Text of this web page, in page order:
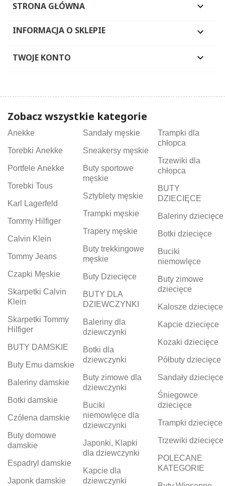
STRONA GŁÓWNA 
INFORMACJA O SKLEPIE 
TWOJE KONTO 
Zobacz wszystkie kategorie
Anekke
Torebki Anekke
Portfele Anekke
Torebki Tous
Karl Lagerfeld
Tommy Hilfiger
Calvin Klein
Tommy Jeans
Czapki Męskie
Skarpetki Calvin
Klein
Skarpetki Tommy
Hilfiger
BUTY DAMSKIE
Buty Emu damskie
Baleriny damskie
Botki damskie
Czółena damskie
Buty domowe
damskie
Espadryl damskie
Japonk damskie
Sandały męskie
Sneakersy męskie
Buty sportowe
męskie
Sztyblety męskie
Trampki męskie
Trapery męskie
Buty trekkingowe
męskie
Buty Dziecięce
BUTY DLA
DZIEWCZYNKI
Baleriny dla
dziewczynki
Botki dla
dziewczynki
Buty zimowe dla
dziewczynki
Buciki
niemowlęce dla
dziewczynki
Japonki, Klapki
dla dziewczynki
Kapcie dla
dziewczynki
Trampki dla
chłopca
Trzewiki dla
chłopca
BUTY
DZIECIĘCE
Baleriny dziecięce
Botki dziecięce
Buciki
niemowlęce
Buty zimowe
dziecięce
Kalosze dziecięce
Kapcie dziecięce
Kozaki dziecięce
Półbuty dziecięce
Sandały dziecięce
Śniegowce
dziecięce
Trampki dziecięce
Trzewiki dziecięce
POLECANE
KATEGORIE